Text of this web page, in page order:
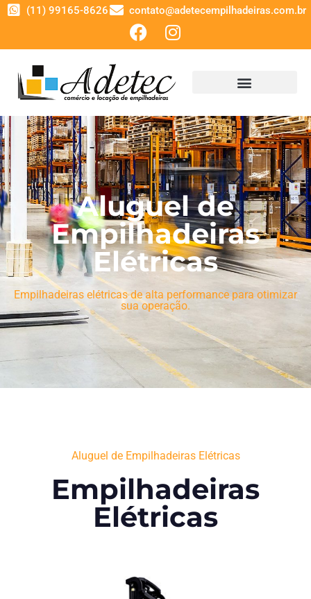
(11) 99165-8626 contato@adetecempilhadeiras.com.br
Aluguel de
Empilhadeiras
Elétricas
Empilhadeiras elétricas de alta performance para otimizar
sua operação.
Aluguel de Empilhadeiras Elétricas
Empilhadeiras
Elétricas